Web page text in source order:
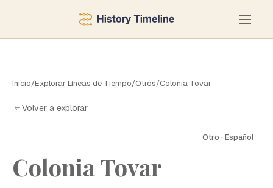
Inicio/Explorar Líneas de Tiempo/Otros/Colonia Tovar
Volver a explorar
Otro · Español
Colonia Tovar